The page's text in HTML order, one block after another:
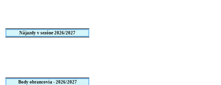
Nájazdy v sezóne 2026/2027
Body obrancovia - 2026/2027